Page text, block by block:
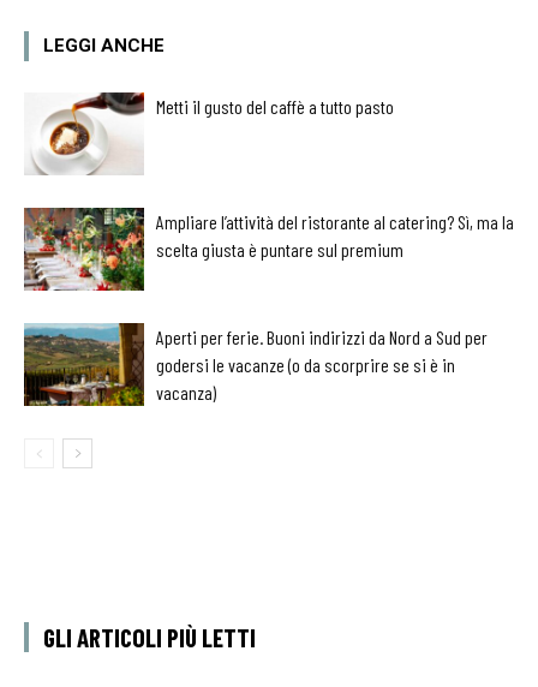
LEGGI ANCHE
Metti il gusto del caffè a tutto pasto
Ampliare l’attività del ristorante al catering? Sì, ma la
scelta giusta è puntare sul premium
Aperti per ferie. Buoni indirizzi da Nord a Sud per
godersi le vacanze (o da scorprire se si è in
vacanza)
GLI ARTICOLI PIÙ LETTI